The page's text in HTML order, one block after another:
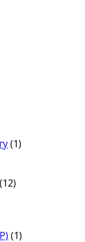
(1)
(12)
(1)